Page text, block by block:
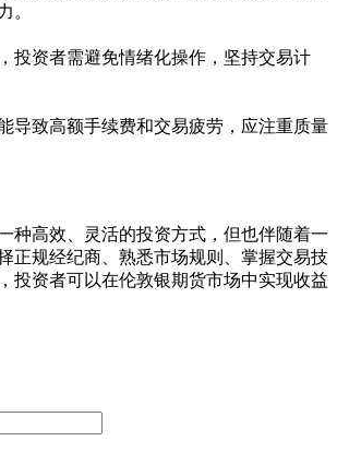
。
投资者需避免情绪化操作，坚持交易计
导致高额手续费和交易疲劳，应注重质量
种高效、灵活的投资方式，但也伴随着一
正规经纪商、熟悉市场规则、掌握交易技
投资者可以在伦敦银期货市场中实现收益